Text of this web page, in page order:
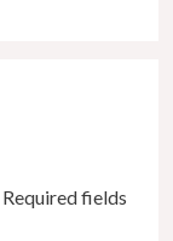
Required fields